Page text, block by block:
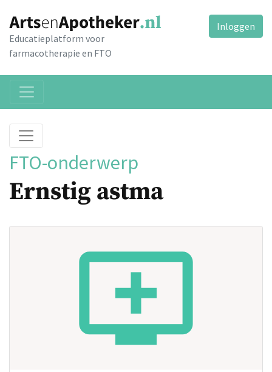
Educatieplatform voor
farmacotherapie en FTO
Inloggen
FTO-onderwerp
Ernstig astma